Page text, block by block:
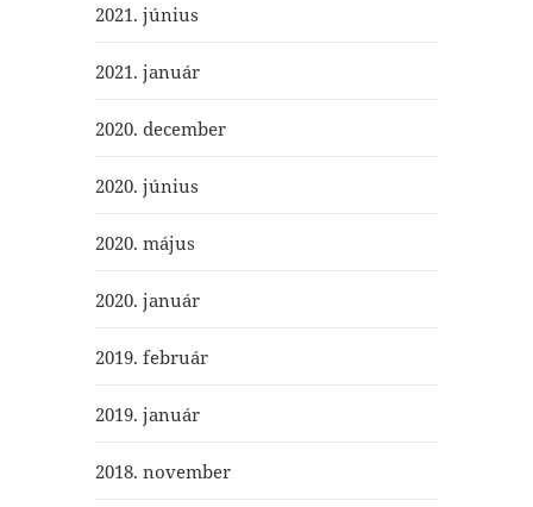
2021. június
2021. január
2020. december
2020. június
2020. május
2020. január
2019. február
2019. január
2018. november